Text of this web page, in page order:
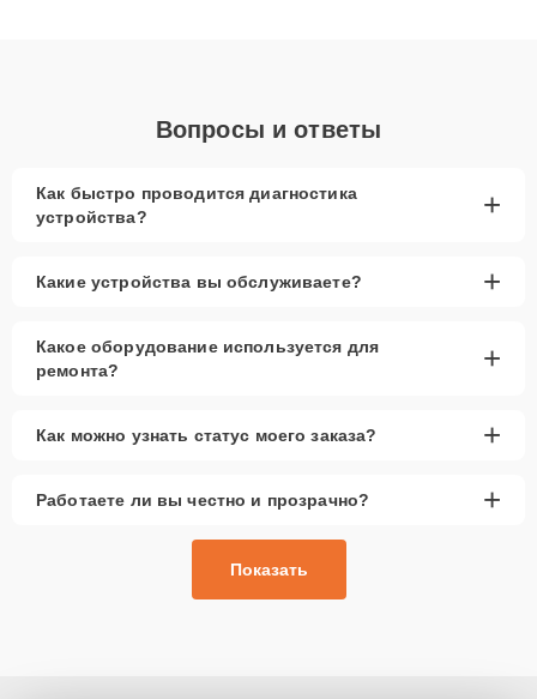
Вопросы и ответы
Как быстро проводится диагностика
устройства?
+
Какие устройства вы обслуживаете? +
Какое оборудование используется для
ремонта?
+
Как можно узнать статус моего заказа? +
Работаете ли вы честно и прозрачно? +
Показать